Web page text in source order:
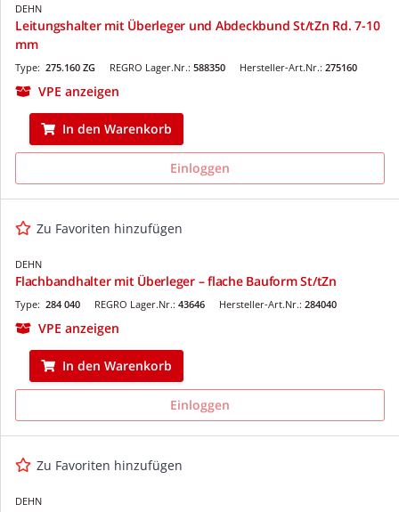
DEHN
Leitungshalter mit Überleger und Abdeckbund St/tZn Rd. 7-10
mm
REGRO Lager.Nr.: 588350
Type: 275.160 ZG Hersteller-Art.Nr.: 275160
VPE anzeigen
In den Warenkorb
Einloggen
Zu Favoriten hinzufügen
DEHN
Flachbandhalter mit Überleger – flache Bauform St/tZn
REGRO Lager.Nr.: 43646
Type: 284 040 Hersteller-Art.Nr.: 284040
VPE anzeigen
In den Warenkorb
Einloggen
Zu Favoriten hinzufügen
DEHN